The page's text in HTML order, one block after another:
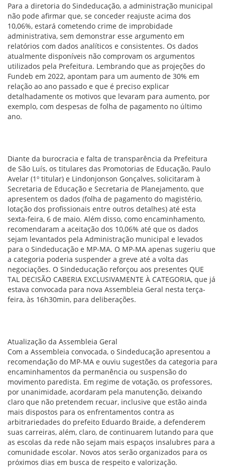
Para a diretoria do Sindeducação, a administração municipal
não pode afirmar que, se conceder reajuste acima dos
10,06%, estará cometendo crime de improbidade
administrativa, sem demonstrar esse argumento em
relatórios com dados analíticos e consistentes. Os dados
atualmente disponíveis não comprovam os argumentos
utilizados pela Prefeitura. Lembrando que as projeções do
Fundeb em 2022, apontam para um aumento de 30% em
relação ao ano passado e que é preciso explicar
detalhadamente os motivos que levaram para aumento, por
exemplo, com despesas de folha de pagamento no último
ano.
Diante da burocracia e falta de transparência da Prefeitura
de São Luís, os titulares das Promotorias de Educação, Paulo
Avelar (1º titular) e Lindonjonson Gonçalves, solicitaram à
Secretaria de Educação e Secretaria de Planejamento, que
apresentem os dados (folha de pagamento do magistério,
lotação dos profissionais entre outros detalhes) até esta
sexta-feira, 6 de maio. Além disso, como encaminhamento,
recomendaram a aceitação dos 10,06% até que os dados
sejam levantados pela Administração municipal e levados
para o Sindeducação e MP-MA. O MP-MA apenas sugeriu que
a categoria poderia suspender a greve até a volta das
negociações. O Sindeducação reforçou aos presentes QUE
TAL DECISÃO CABERIA EXCLUSIVAMENTE À CATEGORIA, que já
estava convocada para nova Assembleia Geral nesta terça-
feira, às 16h30min, para deliberações.
Atualização da Assembleia Geral
Com a Assembleia convocada, o Sindeducação apresentou a
recomendação do MP-MA e ouviu sugestões da categoria para
encaminhamentos da permanência ou suspensão do
movimento paredista. Em regime de votação, os professores,
por unanimidade, acordaram pela manutenção, deixando
claro que não pretendem recuar, inclusive que estão ainda
mais dispostos para os enfrentamentos contra as
arbitrariedades do prefeito Eduardo Braide, a defenderem
suas carreiras, além, claro, de continuarem lutando para que
as escolas da rede não sejam mais espaços insalubres para a
comunidade escolar. Novos atos serão organizados para os
próximos dias em busca de respeito e valorização.